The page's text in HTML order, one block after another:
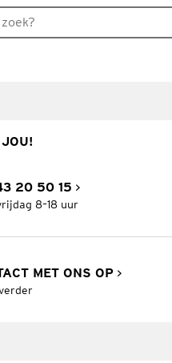
20 50 15
8–18 uur
MET ONS OP